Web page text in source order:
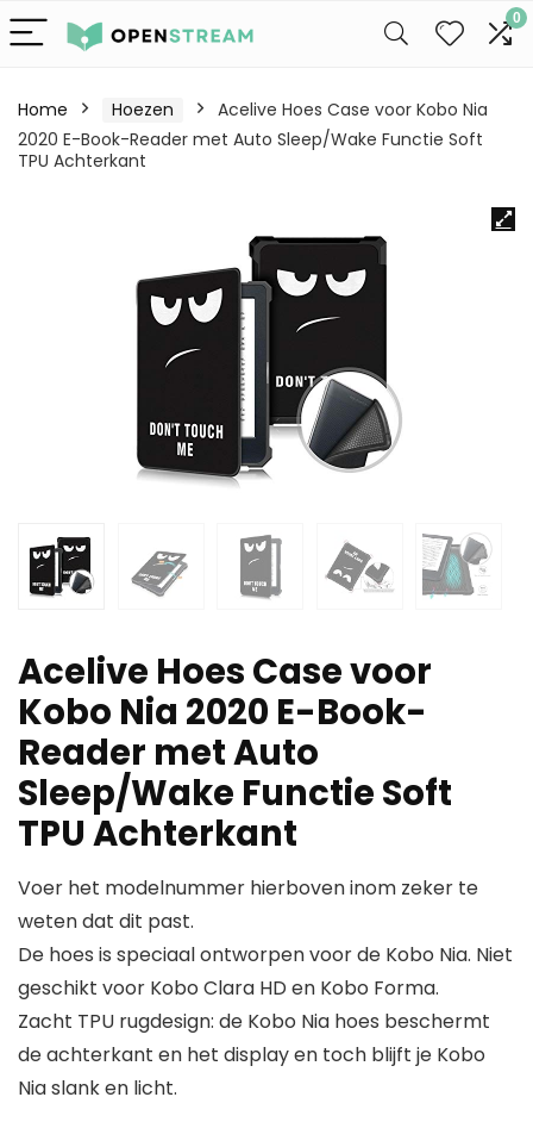
0
Home Hoezen
Acelive Hoes Case voor Kobo Nia
2020 E-Book-Reader met Auto Sleep/Wake Functie Soft
TPU Achterkant
Acelive Hoes Case voor
Kobo Nia 2020 E-Book-
Reader met Auto
Sleep/Wake Functie Soft
TPU Achterkant
Voer het modelnummer hierboven inom zeker te
weten dat dit past.
De hoes is speciaal ontworpen voor de Kobo Nia. Niet
geschikt voor Kobo Clara HD en Kobo Forma.
Zacht TPU rugdesign: de Kobo Nia hoes beschermt
de achterkant en het display en toch blijft je Kobo
Nia slank en licht.